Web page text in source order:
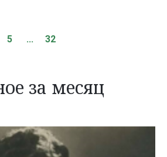
5 ... 32
за месяц